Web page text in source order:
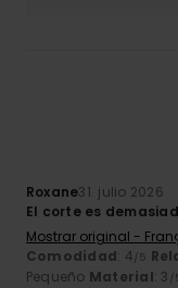
Roxane31. julio 2026
El corte es
Mostrar original -
Comodidad: 4/5
Pequeño Material: 3 /